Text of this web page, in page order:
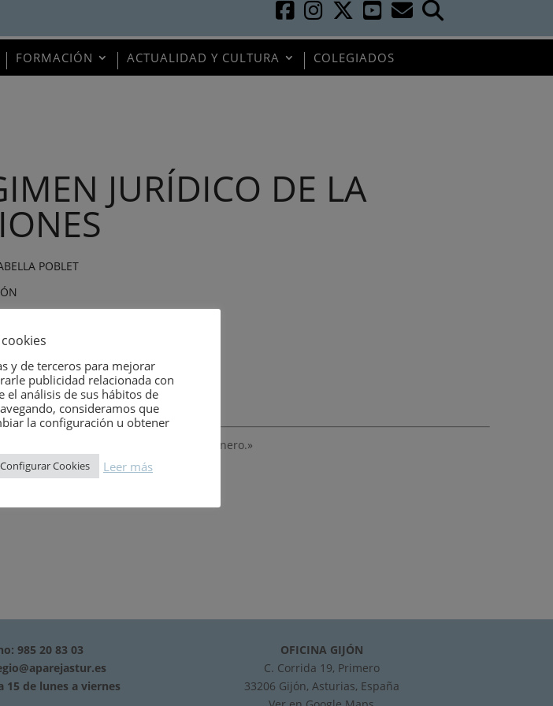
FORMACIÓN ACTUALIDAD Y CULTURA COLEGIADOS
JURÍDICO DE LA
POBLET
de 1981
el Real Decreto-ley 3/1981, de 16 de enero.»
985 20 83 03
15 de lunes a viernes
OFICINA GIJÓN
C. Corrida 19, Primero
33206 Gijón, Asturias, España
y de terceros para mejorar
publicidad relacionada con
el análisis de sus hábitos de
consideramos que
la configuración u obtener
Configurar Cookies Leer más